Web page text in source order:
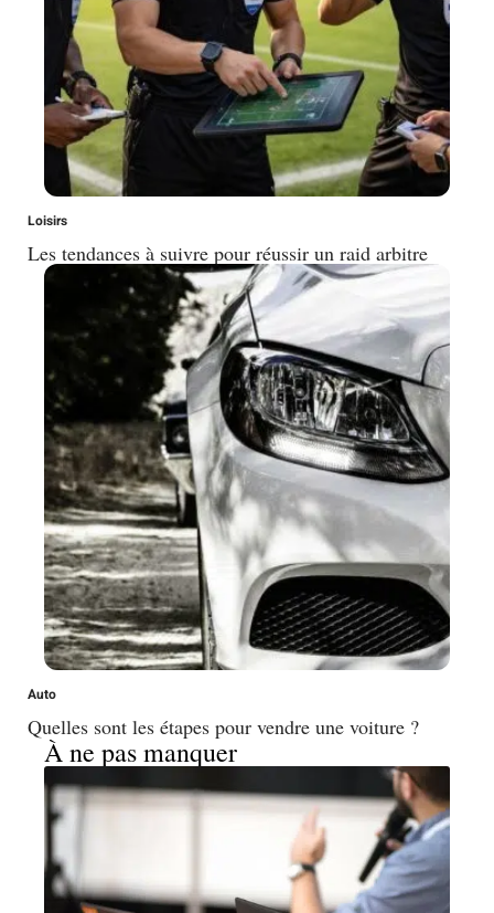
Loisirs
Les tendances à suivre pour réussir un raid arbitre
Auto
Quelles sont les étapes pour vendre une voiture ?
À ne pas manquer